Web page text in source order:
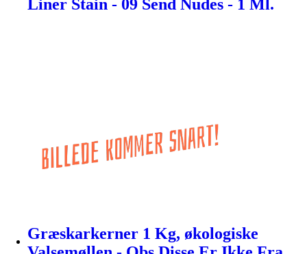
Liner Stain - 09 Send Nudes - 1 Ml.
Græskarkerner 1 Kg, økologiske